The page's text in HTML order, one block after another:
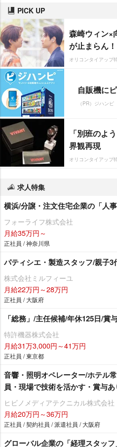
PICK UP
森崎ウィン×
が止まらん！
オリコンタイアップ
自販機に
（PR）ジハンピ
「別班のよ
界観再現
オリコンタイアップ
求人特集
横浜/分譲・注文住宅企業の「人
フォーライフ株式会社
月給35万円～
正社員 / 神奈川県
パティシエ・製造スタッフ/親子3
株式会社ミルフィーユ
月給22万円～28万円
正社員 / 大阪府
「総務」/主任候補/年休125日/賞
特許機器株式会社
月給31万3,000円～41万円
正社員 / 東京都
音響・照明オペレーター/ホテル
員・現場で技術を活かす・賞与
ヒビノメディアテクニカル株式会社
月給20万円～36万円
正社員 / 契約社員 / 派遣社員 / 大阪府
グローバル企業の「経理スタッ